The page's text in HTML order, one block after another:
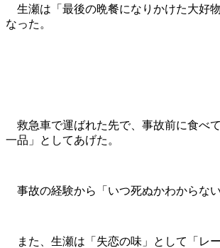
生瀬は「最後の晩餐になりかけた大好
なった。
救急車で運ばれた先で、事故前に食べ
一品」としてあげた。
事故の経験から「いつ死ぬかわからな
また、生瀬は「失恋の味」として「レ